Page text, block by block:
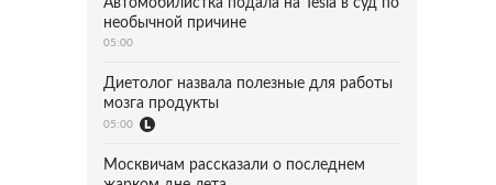
Автомобилистка подала на Tesla в суд по
необычной причине
05:00
Диетолог назвала полезные для работы
мозга продукты
05:00
Москвичам рассказали о последнем